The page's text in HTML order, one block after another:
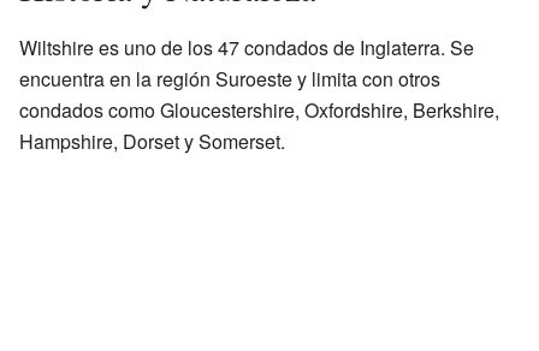
Wiltshire es uno de los 47 condados de Inglaterra. Se
encuentra en la región Suroeste y limita con otros
condados como Gloucestershire, Oxfordshire, Berkshire,
Hampshire, Dorset y Somerset.